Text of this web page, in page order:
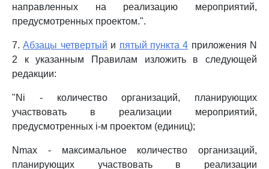
направленных на реализацию мероприятий,
предусмотренных проектом.".
7.Абзацы четвертый и пятый пункта 4 приложения N
2 к указанным Правилам изложить в следующей
редакции:
"Ni - количество организаций, планирующих
участвовать в реализации мероприятий,
предусмотренных i-м проектом (единиц);
Nmax - максимальное количество организаций,
планирующих участвовать в реализации